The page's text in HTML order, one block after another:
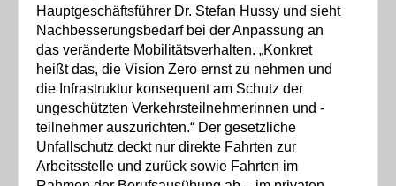
Hauptgeschäftsführer Dr. Stefan Hussy und sieht
Nachbesserungsbedarf bei der Anpassung an
das veränderte Mobilitätsverhalten. „Konkret
heißt das, die Vision Zero ernst zu nehmen und
die Infrastruktur konsequent am Schutz der
ungeschützten Verkehrsteilnehmerinnen und -
teilnehmer auszurichten.“ Der gesetzliche
Unfallschutz deckt nur direkte Fahrten zur
Arbeitsstelle und zurück sowie Fahrten im